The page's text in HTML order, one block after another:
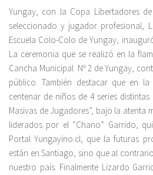
Yungay, con la Copa Libertadores
seleccionado y jugador profesional,
Escuela Colo-Colo de Yungay,
La ceremonia que se realizó en la
Cancha Municipal Nº 2 de Yungay,
público. También destacar que en
centenar de niños de 4 series
Masivas de Jugadores”, bajo la atenta
liderados por el “Chano” Garrido,
Portal Yungayino.cl, que la futuras
están en Santiago, sino que al
nuestro país. Finalmente Lizardo